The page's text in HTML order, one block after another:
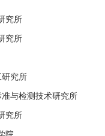
究所
究所
究所
与检测技术研究所
究所